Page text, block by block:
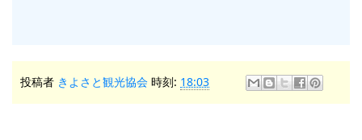
投稿者 きよさと観光協会 時刻: 18:03